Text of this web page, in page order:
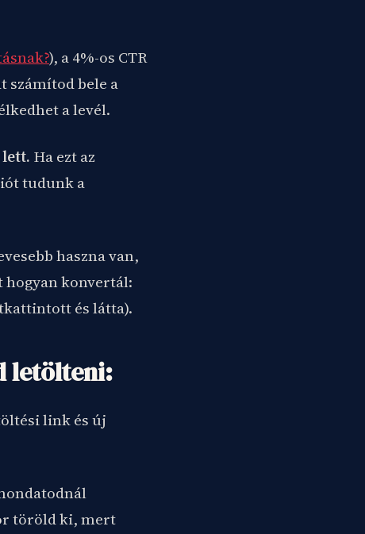
), a 4%-os CTR
számítod bele a
a levél.
Ha ezt az
tudunk a
haszna van,
hogyan konvertál:
és látta­­­­­).
letölteni:
link és új
töröld ki, mert